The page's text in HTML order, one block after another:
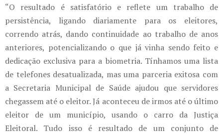
“O resultado é satisfatório e reflete um trabalho de
persistência, ligando diariamente para os eleitores,
correndo atrás, dando continuidade ao trabalho de anos
anteriores, potencializando o que já vinha sendo feito e
dedicação exclusiva para a biometria. Tínhamos uma lista
de telefones desatualizada, mas uma parceria exitosa com
a Secretaria Municipal de Saúde ajudou que servidores
chegassem até o eleitor. Já aconteceu de irmos até o último
eleitor de um município, usando o carro da Justiça
Eleitoral. Tudo isso é resultado de um conjunto de